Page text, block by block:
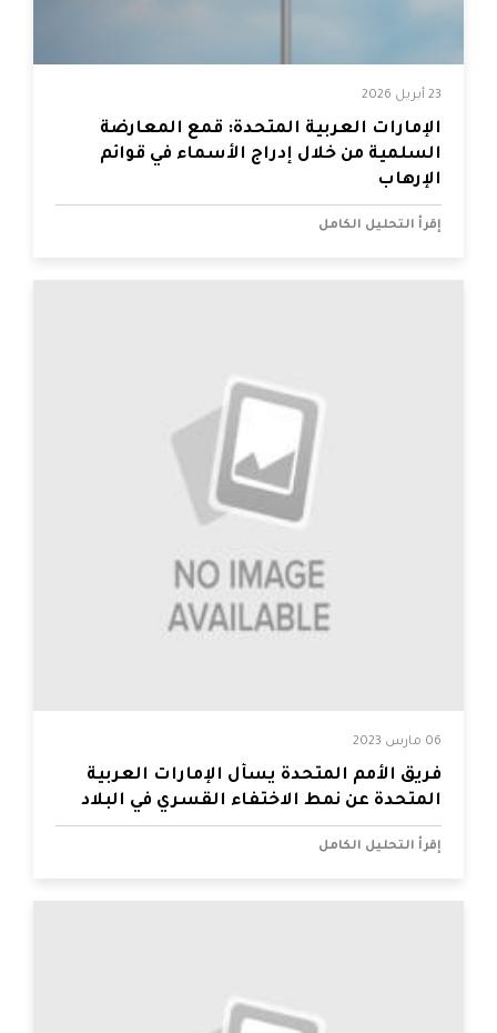
23 أبريل 2026
الإمارات العربية المتحدة: قمع المعارضة
السلمية من خلال إدراج الأسماء في قوائم
الإرهاب
إقرأ التحليل الكامل
06 مارس 2023
فريق الأمم المتحدة يسأل الإمارات العربية
المتحدة عن نمط الاختفاء القسري في البلاد
إقرأ التحليل الكامل